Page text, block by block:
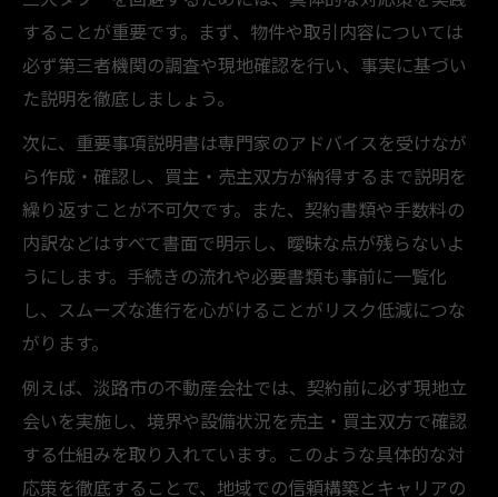
することが重要です。まず、物件や取引内容については
必ず第三者機関の調査や現地確認を行い、事実に基づい
た説明を徹底しましょう。
次に、重要事項説明書は専門家のアドバイスを受けなが
ら作成・確認し、買主・売主双方が納得するまで説明を
繰り返すことが不可欠です。また、契約書類や手数料の
内訳などはすべて書面で明示し、曖昧な点が残らないよ
うにします。手続きの流れや必要書類も事前に一覧化
し、スムーズな進行を心がけることがリスク低減につな
がります。
例えば、淡路市の不動産会社では、契約前に必ず現地立
会いを実施し、境界や設備状況を売主・買主双方で確認
する仕組みを取り入れています。このような具体的な対
応策を徹底することで、地域での信頼構築とキャリアの